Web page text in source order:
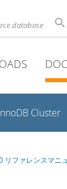
database
Cluster
リファレンスマニ